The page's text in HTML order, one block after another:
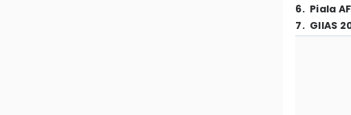
6. Piala
7. GIIAS